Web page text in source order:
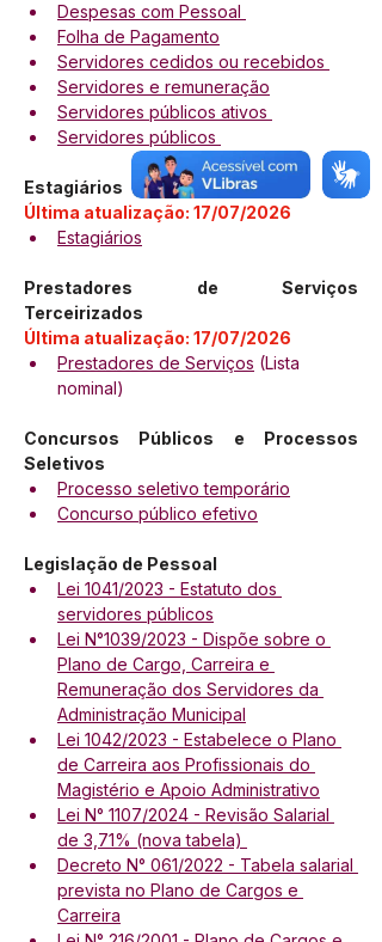
Despesas com Pessoal
Folha de Pagamento
Servidores cedidos ou recebidos
Servidores e remuneração
Servidores públicos ativos
Servidores públicos
Estagiários
Última atualização: 17/07/2026
Estagiários
Prestadores de Serviços
Terceirizados
Última atualização: 17/07/2026
Prestadores de Serviços (Lista
nominal)
Concursos Públicos e Processos
Seletivos
Processo seletivo temporário
Concurso público efetivo
Legislação de Pessoal
Lei 1041/2023 - Estatuto dos
servidores públicos
Lei N°1039/2023 - Dispõe sobre o
Plano de Cargo, Carreira e
Remuneração dos Servidores da
Administração Municipal
Lei 1042/2023 - Estabelece o Plano
de Carreira aos Profissionais do
Magistério e Apoio Administrativo
Lei N° 1107/2024 - Revisão Salarial
de 3,71% (nova tabela)
Decreto N° 061/2022 - Tabela salarial
prevista no Plano de Cargos e
Carreira